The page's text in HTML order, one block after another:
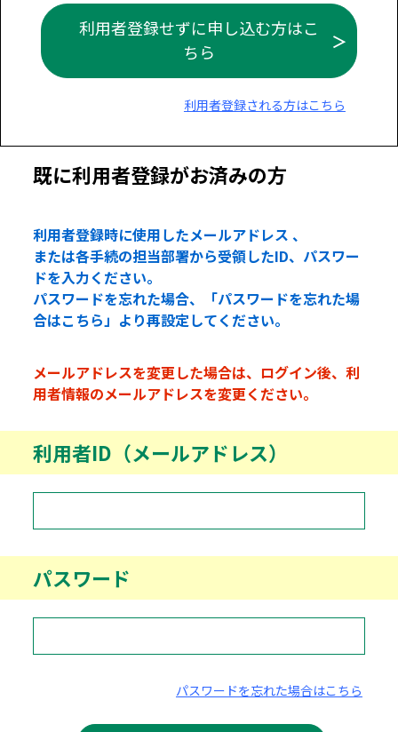
利用者登録せずに申し込む方はこ
ちら
利用者登録される方はこちら
既に利用者登録がお済みの方
利用者登録時に使用したメールアドレス 、
または各手続の担当部署から受領したID、パスワー
ドを入力ください。
パスワードを忘れた場合、「パスワードを忘れた場
合はこちら」より再設定してください。
メールアドレスを変更した場合は、ログイン後、利
用者情報のメールアドレスを変更ください。
利用者ID（メールアドレス）
パスワード
パスワードを忘れた場合はこちら